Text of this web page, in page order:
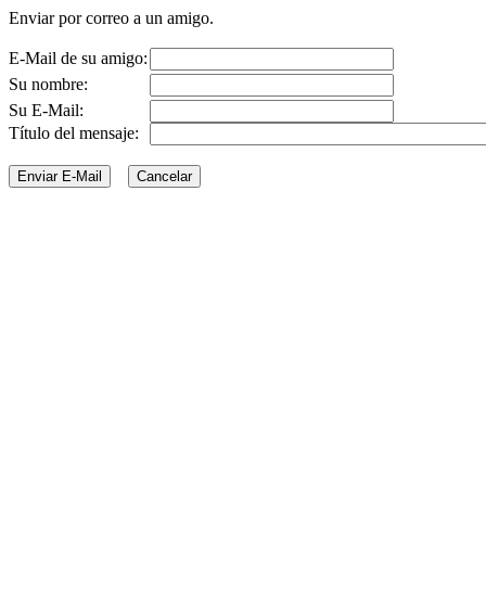
Enviar por correo a un amigo.
E-Mail de su amigo:
Su nombre:
Su E-Mail:
Título del mensaje: